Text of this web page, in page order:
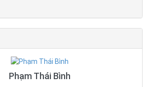
Phạm Thái Bình